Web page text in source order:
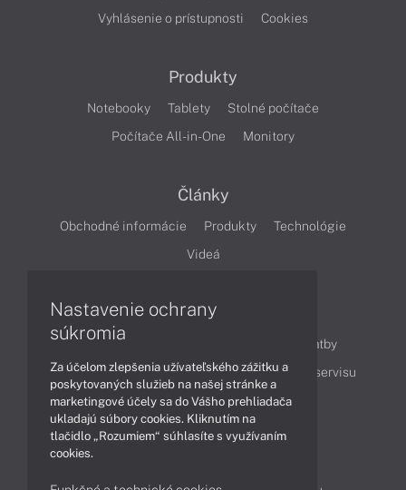
Vyhlásenie o prístupnosti
Cookies
Produkty
Notebooky Tablety
Stolné počítače
Počítače All-in-One
Monitory
Články
Obchodné informácie Produkty
Technológie
Videá
Obsah
Ako nakupovať
Možnosti doručenia a platby
Podpora a servis
Servisné služby Cenník servisu
Kontakty
Nastavenie ochrany
súkromia
Za účelom zlepšenia užívateľského zážitku a
poskytovaných služieb na našej stránke a
marketingové účely sa do Vášho prehliadača
ukladajú súbory cookies. Kliknutím na
tlačidlo „Rozumiem“ súhlasíte s využívaním
cookies.